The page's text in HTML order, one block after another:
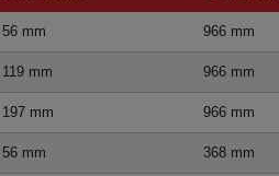
56 mm 966 mm
119 mm 966 mm
197 mm 966 mm
56 mm 368 mm